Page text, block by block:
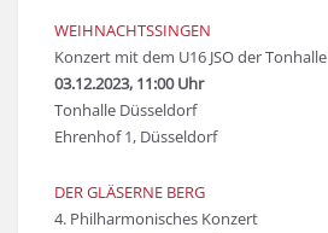
WEIHNACHTSSINGEN
Konzert mit dem U16 JSO der Tonhalle
03.12.2023, 11:00 Uhr
Tonhalle Düsseldorf
Ehrenhof 1, Düsseldorf
DER GLÄSERNE BERG
4. Philharmonisches Konzert